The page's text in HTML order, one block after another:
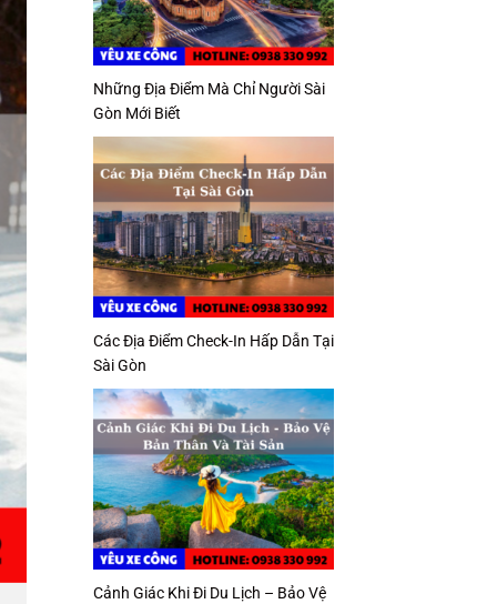
Những Địa Điểm Mà Chỉ Người Sài
Gòn Mới Biết
Các Địa Điểm Check-In Hấp Dẫn Tại
Sài Gòn
Cảnh Giác Khi Đi Du Lịch – Bảo Vệ